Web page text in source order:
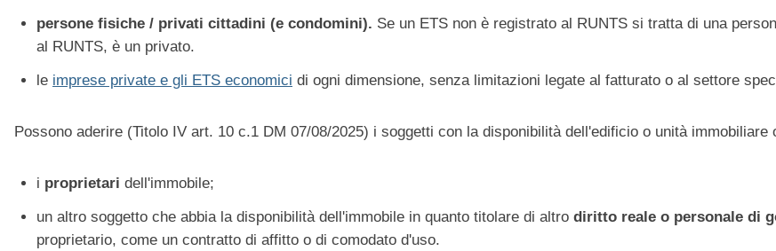
persone fisiche / privati cittadini (e condomini). Se un ETS non è registrato al RUNTS si tratta di una
al RUNTS, è un privato.
le imprese private e gli ETS economici di ogni dimensione, senza limitazioni legate al fatturato o al settore
Possono aderire (Titolo IV art. 10 c.1 DM 07/08/2025) i soggetti con la disponibilità dell'edificio o unità
i proprietari dell'immobile;
un altro soggetto che abbia la disponibilità dell'immobile in quanto titolare di altro diritto reale o personale di
proprietario, come un contratto di affitto o di comodato d'uso.